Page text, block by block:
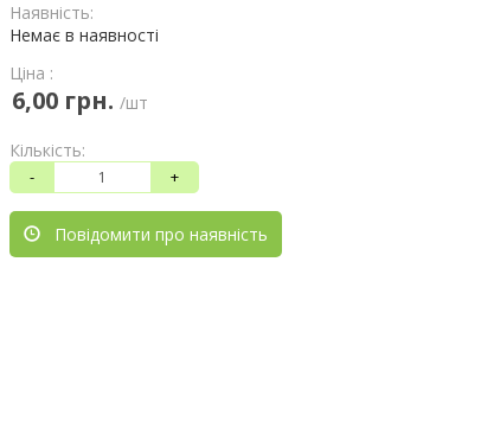
Наявність:
Немає в наявності
Ціна :
6,00 грн. /шт
Кількість:
- +
Повідомити про наявність